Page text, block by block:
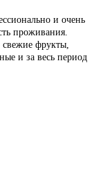
и очень
проживания.
фрукты,
и за весь период